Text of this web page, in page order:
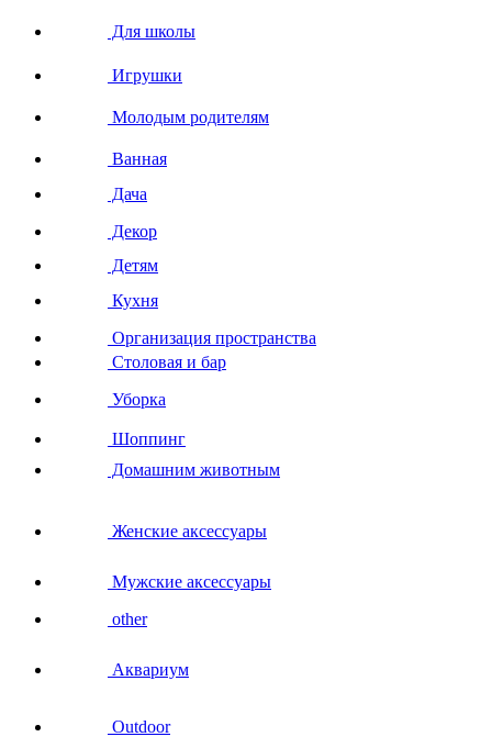
Для школы
Игрушки
Молодым родителям
Ванная
Дача
Декор
Детям
Кухня
Организация пространства
Столовая и бар
Уборка
Шоппинг
Домашним животным
Женские аксессуары
Мужские аксессуары
other
Аквариум
Outdoor